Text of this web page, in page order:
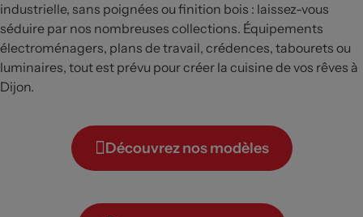
industrielle, sans poignées ou finition bois : laissez-vous
séduire par nos nombreuses collections. Équipements
électroménagers, plans de travail, crédences, tabourets ou
luminaires, tout est prévu pour créer la cuisine de vos rêves à
Dijon.
Découvrez nos modèles